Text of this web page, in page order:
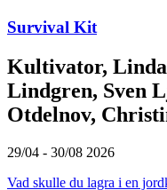
Survival Kit
Kultivator, Linda
Lindgren, Sven
Otdelnov,
29/04 - 30/08 2026
Vad skulle du lagra i en